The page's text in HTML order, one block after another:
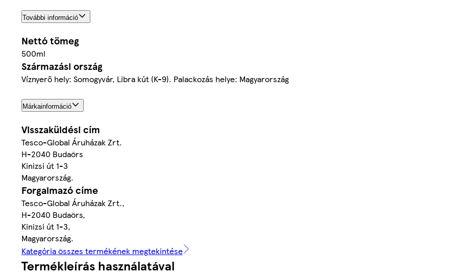
További információ
Nettó tömeg
500ml
Származási ország
Víznyerő hely: Somogyvár, Libra kút (K-9). Palackozás helye: Magyarország
Márkainformáció
Visszaküldési cím
Tesco-Global Áruházak Zrt.
H-2040 Budaörs
Kinizsi út 1-3
Magyarország.
Forgalmazó címe
Tesco-Global Áruházak Zrt.,
H-2040 Budaörs,
Kinizsi út 1-3,
Magyarország.
Kategória összes termékének megtekintése
Termékleírás használatával